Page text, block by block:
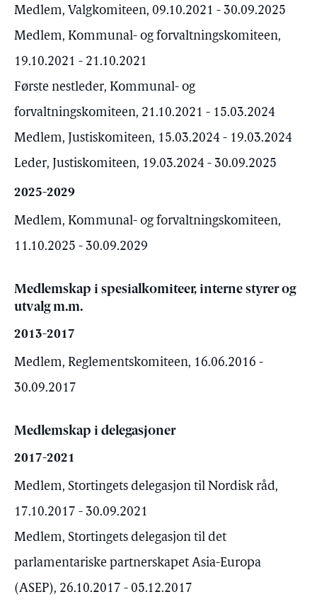
Medlem, Valgkomiteen, 09.10.2021 - 30.09.2025
Medlem, Kommunal- og forvaltningskomiteen,
19.10.2021 - 21.10.2021
Første nestleder, Kommunal- og
forvaltningskomiteen, 21.10.2021 - 15.03.2024
Medlem, Justiskomiteen, 15.03.2024 - 19.03.2024
Leder, Justiskomiteen, 19.03.2024 - 30.09.2025
2025-2029
Medlem, Kommunal- og forvaltningskomiteen,
11.10.2025 - 30.09.2029
Medlemskap i spesialkomiteer, interne styrer og
utvalg m.m.
2013-2017
Medlem, Reglementskomiteen, 16.06.2016 -
30.09.2017
Medlemskap i delegasjoner
2017-2021
Medlem, Stortingets delegasjon til Nordisk råd,
17.10.2017 - 30.09.2021
Medlem, Stortingets delegasjon til det
parlamentariske partnerskapet Asia-Europa
(ASEP), 26.10.2017 - 05.12.2017